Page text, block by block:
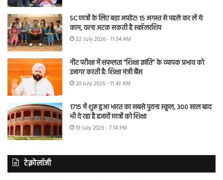
SC छात्रों के लिए बड़ा अपडेट! 15 अगस्त से पहले कर लें ये
काम, वरना अटक सकती है स्कॉलरशिप
22 July 2026 - 11:54 AM
नीट परीक्षा में सफलता “शिक्षा क्रांति” के व्यापक प्रभाव को
उजागर करती है: शिक्षा मंत्री बैंस
20 July 2026 - 11:43 AM
1715 में शुरू हुआ भारत का सबसे पुराना स्कूल, 300 साल बाद
भी दे रहा है हजारों छात्रों को शिक्षा
19 July 2026 - 7:14 PM
टेक्नोलॉजी